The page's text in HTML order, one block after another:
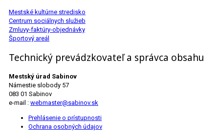
Mestské kultúrne stredisko
Centrum sociálnych služieb
Zmluvy-faktúry-objednávky
Športový areál
Technický prevádzkovateľ a správca obsahu
Mestský úrad Sabinov
Námestie slobody 57
083 01 Sabinov
e-mail : webmaster@sabinov.sk
Prehlásenie o prístupnosti
Ochrana osobných údajov